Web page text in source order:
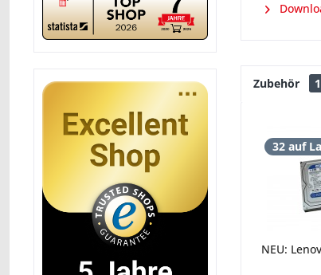
Zubehör 1
32 auf
NEU: